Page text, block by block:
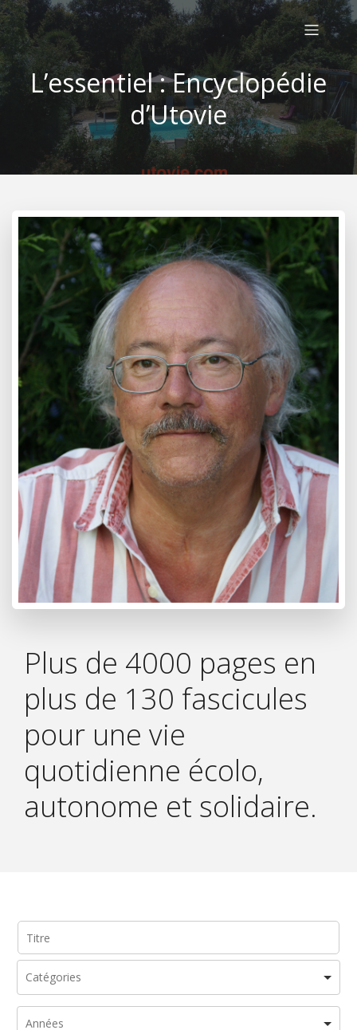
L’essentiel : Encyclopédie
d’Utovie
Plus de 4000 pages en
plus de 130 fascicules
pour une vie
quotidienne écolo,
autonome et solidaire.